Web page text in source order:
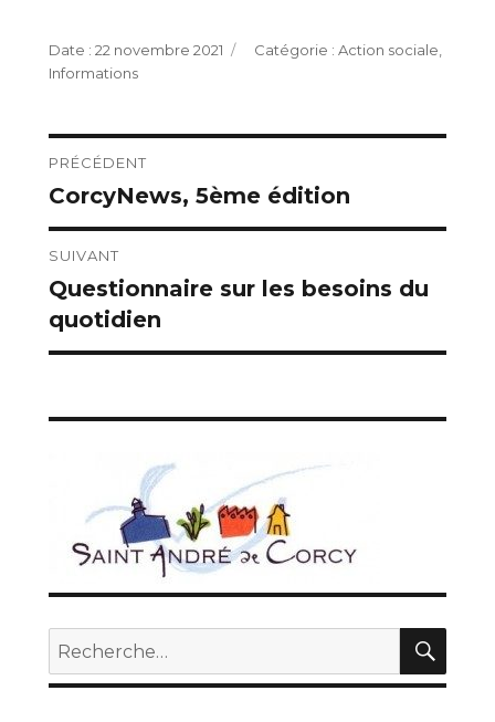
Publié
le
22 novembre 2021 Catégories
Action sociale
Informations
Navigation
de
l’article
PRÉCÉDENT
Publication
précédente :
CorcyNews, 5ème édition
SUIVANT
Publication
suivante :
Questionnaire sur les besoins du
quotidien
Recherche
pour :